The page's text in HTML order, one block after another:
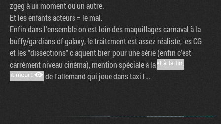
zgeg à un moment ou un autre.
Et les enfants acteurs = le mal.
Enfin dans l'ensemble on est loin des maquillages carnaval à la
buffy/gardians of galaxy, le traitement est assez réaliste, les CG
et les "dissections" claquent bien pour une série (enfin c'est
carrément niveau cinéma), mention spéciale à la
de l'allemand qui joue dans taxi1...